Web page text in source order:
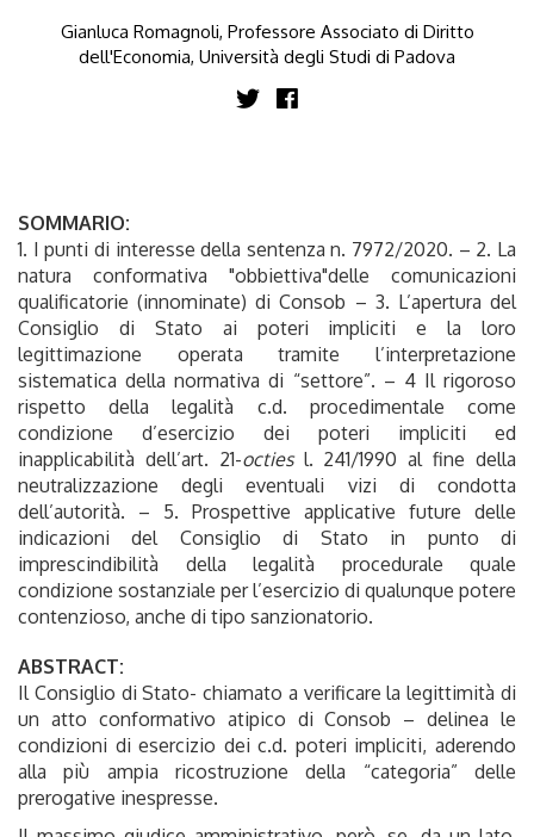
Gianluca Romagnoli, Professore Associato di Diritto
dell'Economia, Università degli Studi di Padova
SOMMARIO:
1. I punti di interesse della sentenza n. 7972/2020. – 2. La
natura conformativa "obbiettiva"delle comunicazioni
qualificatorie (innominate) di Consob – 3. L’apertura del
Consiglio di Stato ai poteri impliciti e la loro
legittimazione operata tramite l’interpretazione
sistematica della normativa di “settore”. – 4 Il rigoroso
rispetto della legalità c.d. procedimentale come
condizione d’esercizio dei poteri impliciti ed
inapplicabilità dell’art. 21-octiesl. 241/1990 al fine della
neutralizzazione degli eventuali vizi di condotta
dell’autorità. – 5. Prospettive applicative future delle
indicazioni del Consiglio di Stato in punto di
imprescindibilità della legalità procedurale quale
condizione sostanziale per l’esercizio di qualunque potere
contenzioso, anche di tipo sanzionatorio.
ABSTRACT:
Il Consiglio di Stato- chiamato a verificare la legittimità di
un atto conformativo atipico di Consob – delinea le
condizioni di esercizio dei c.d. poteri impliciti, aderendo
alla più ampia ricostruzione della “categoria” delle
prerogative inespresse.